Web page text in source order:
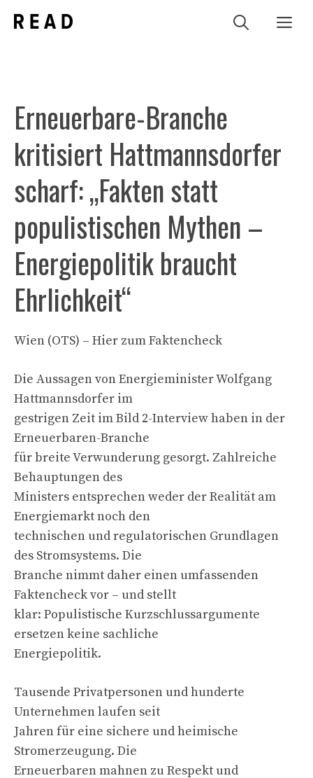
Inhalt
Erneuerbare-Branche
kritisiert Hattmannsdorfer
scharf: „Fakten statt
populistischen Mythen –
Energiepolitik braucht
Ehrlichkeit“
Wien (OTS) – Hier zum Faktencheck
Die Aussagen von Energieminister Wolfgang
Hattmannsdorfer im
gestrigen Zeit im Bild 2-Interview haben in der
Erneuerbaren-Branche
für breite Verwunderung gesorgt. Zahlreiche
Behauptungen des
Ministers entsprechen weder der Realität am
Energiemarkt noch den
technischen und regulatorischen Grundlagen
des Stromsystems. Die
Branche nimmt daher einen umfassenden
Faktencheck vor – und stellt
klar: Populistische Kurzschlussargumente
ersetzen keine sachliche
Energiepolitik.
Tausende Privatpersonen und hunderte
Unternehmen laufen seit
Jahren für eine sichere und heimische
Stromerzeugung. Die
Erneuerbaren mahnen zu Respekt und